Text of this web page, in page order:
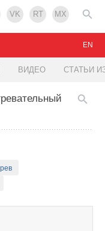
VK RT MX
ВИДЕО СТАТЬИ
EN